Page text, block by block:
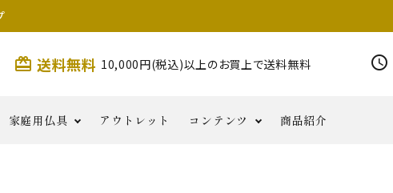
card_giftcard 送料無料 10,000円(税込)以上のお買上で送料無料 schedule
家庭用仏具 アウトレット コンテンツ 商品紹介